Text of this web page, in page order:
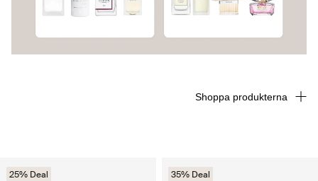
25% Deal 35% Deal
Shoppa produkterna